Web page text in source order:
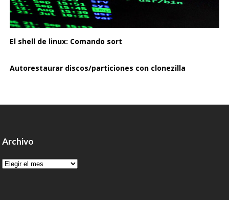
El shell de linux: Comando sort
Autorestaurar discos/particiones con clonezilla
Archivo
Archivo